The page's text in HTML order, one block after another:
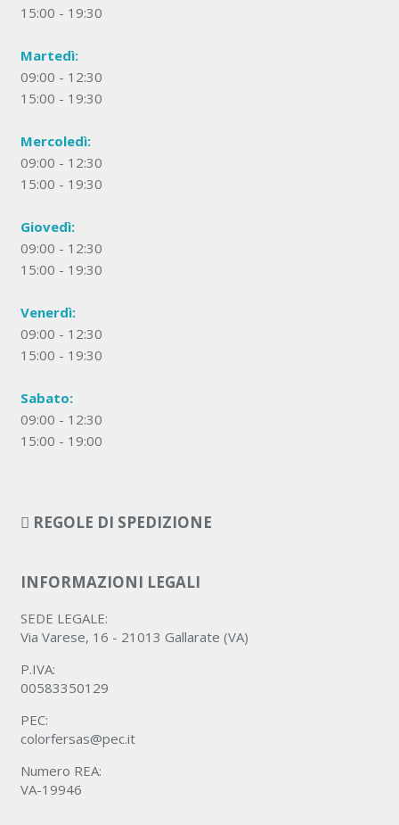
15:00 - 19:30
Martedì:
09:00 - 12:30
15:00 - 19:30
Mercoledì:
09:00 - 12:30
15:00 - 19:30
Giovedì:
09:00 - 12:30
15:00 - 19:30
Venerdì:
09:00 - 12:30
15:00 - 19:30
Sabato:
09:00 - 12:30
15:00 - 19:00
REGOLE DI SPEDIZIONE
INFORMAZIONI LEGALI
SEDE LEGALE:
Via Varese, 16 - 21013 Gallarate (VA)
P.IVA:
00583350129
PEC:
colorfersas@pec.it
Numero REA:
VA-19946